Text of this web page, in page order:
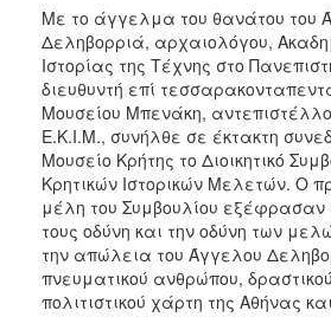
2020
2019
2018
2017
2016
2015
2012
2011
Με το άγγελμα του θανάτου του
Δεληβορριά, αρχαιολόγου,
Ιστορίας της Τέχνης στο
διευθυντή επί
Μουσείου Μπενάκη,
Ε.Κ.Ι.Μ., συνήλθε σε έκτακτη
Μουσείο Κρήτης το Διοικητικό
Κρητικών Ιστορικών Μελετών. Ο
μέλη του Συμβουλίου εξέφρασαν
τους οδύνη και την οδύνη των
την απώλεια του Άγγελου
πνευματικού ανθρώπου,
πολιτιστικού χάρτη της Αθήνας